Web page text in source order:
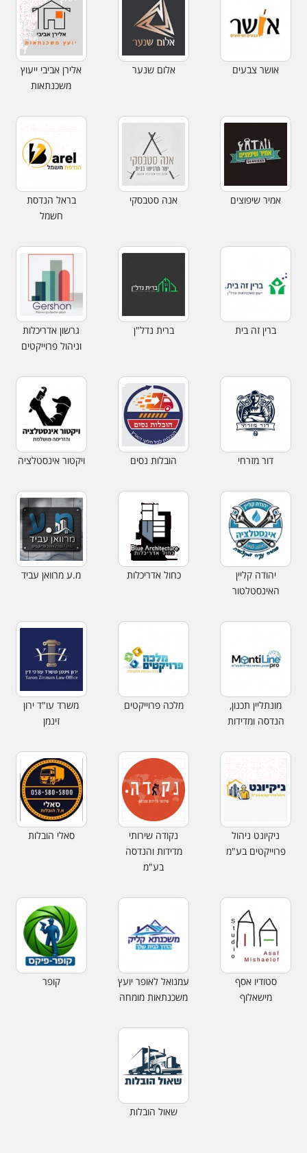
אושר צבעים אלום שנער
אלירן אביבי ייעוץ
משכנתאות
אמיר שיפוצים אנה סטבסקי
בראל הנדסת
חשמל
ברין זה בית ברית נדל"ן
גרשון אדריכלות
וניהול פרוייקטים
דור מזרחי הובלות נסים ויקטור אינסטלציה
יהודה קליין
האינסטלטור
כחול אדריכלות מ.ע מרוואן עביד
מונתליין תכנון,
הנדסה ומדידות
מלכה פרוייקטים
משרד עו"ד ירון
זינמן
ניקיונט ניהול
פרוייקטים בע"מ
נקודה שירותי
מדידות והנדסה
בע"מ
סאלי הובלות
סטודיו אסף
מישאלוף
עמנואל לאופר יועץ
משכנתאות מומחה
קופר
שאול הובלות